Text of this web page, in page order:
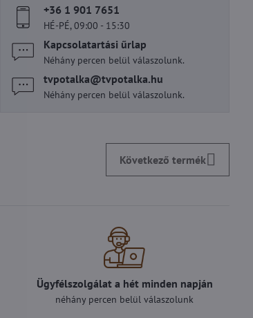
+36 1 901 7651
HÉ-PÉ, 09:00 - 15:30
Kapcsolatartási űrlap
Néhány percen belül válaszolunk.
tvpotalka​@tvpotalka​.hu
Néhány percen belül válaszolunk.
Következő termék
Ügyfélszolgálat a hét minden napján
néhány percen belül válaszolunk